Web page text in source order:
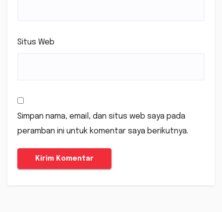
Situs Web
Simpan nama, email, dan situs web saya pada
peramban ini untuk komentar saya berikutnya.